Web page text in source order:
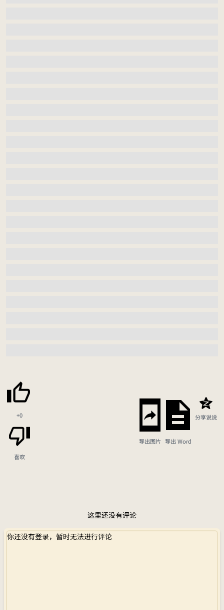
+0
喜欢
导出图片 导出 Word
分享说说
这里还没有评论
你还没有登录，暂时无法进行评论